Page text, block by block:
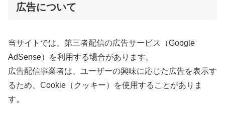
広告について
当サイトでは、第三者配信の広告サービス（Google
AdSense）を利用する場合があります。
広告配信事業者は、ユーザーの興味に応じた広告を表示す
るため、Cookie（クッキー）を使用することがありま
す。